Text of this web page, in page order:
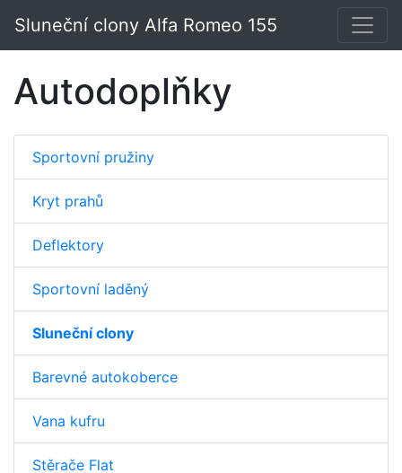
Sluneční clony Alfa Romeo 155
Autodoplňky
Sportovní pružiny
Kryt prahů
Deflektory
Sportovní laděný
Sluneční clony
Barevné autokoberce
Vana kufru
Stěrače Flat